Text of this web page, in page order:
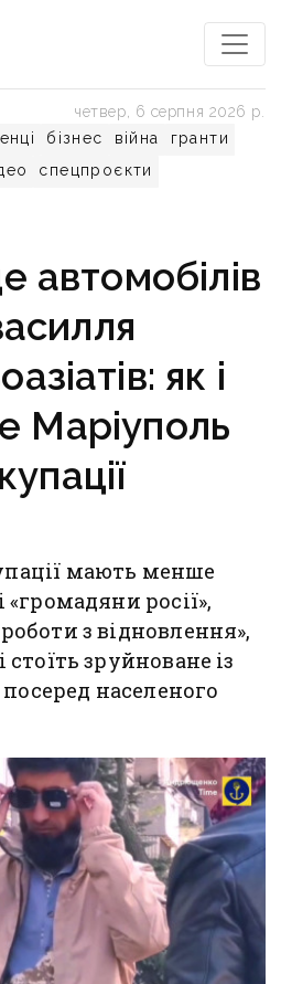
бізнес війна
гранти
спецпроєкти
четвер, 6 серпня 2026 р.
автомобілів
як і
Маріуполь
мають менше
«громадяни росії»,
з відновлення»,
стоїть зруйноване із
населеного